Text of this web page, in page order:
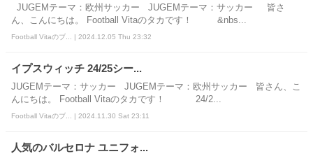
JUGEMテーマ：欧州サッカー JUGEMテーマ：サッカー 皆さ
ん、こんにちは。 Football Vitaのタカです！ &nbs...
Football Vitaのブ... | 2024.12.05 Thu 23:32
イプスウィッチ 24/25シー...
JUGEMテーマ：サッカー JUGEMテーマ：欧州サッカー 皆さん、こ
んにちは。 Football Vitaのタカです！ 24/2...
Football Vitaのブ... | 2024.11.30 Sat 23:11
人気のバルセロナ ユニフォ...